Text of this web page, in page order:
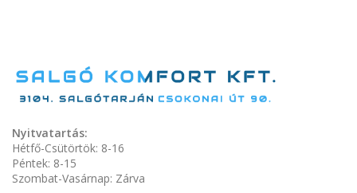
Nyitvatartás:
Hétfő-Csütörtök: 8-16
Péntek: 8-15
Szombat-Vasárnap: Zárva